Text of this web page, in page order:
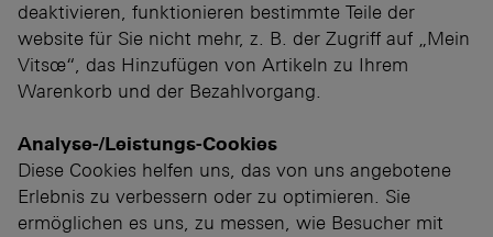
deaktivieren, funktionieren bestimmte Teile der
website für Sie nicht mehr, z. B. der Zugriff auf „Mein
Vitsœ“, das Hinzufügen von Artikeln zu Ihrem
Warenkorb und der Bezahlvorgang.
Analyse-/Leistungs-Cookies
Diese Cookies helfen uns, das von uns angebotene
Erlebnis zu verbessern oder zu optimieren. Sie
ermöglichen es uns, zu messen, wie Besucher mit